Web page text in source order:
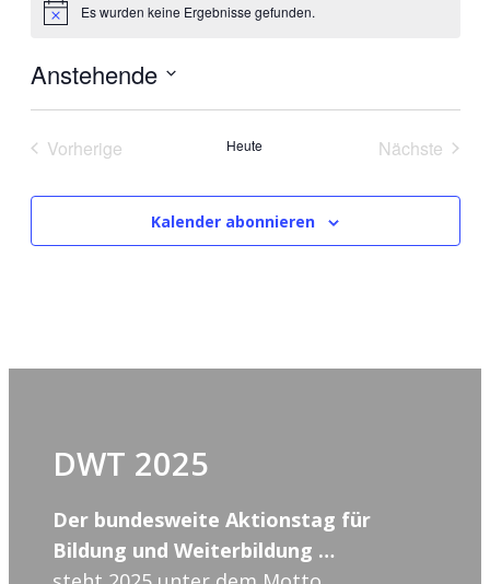
HinweisEs wurden keine Ergebnisse gefunden.
Anstehende
Vorherige
Heute
Nächste
Kalender abonnieren
DWT 2025
Der bundesweite Aktionstag für
Bildung und Weiterbildung …